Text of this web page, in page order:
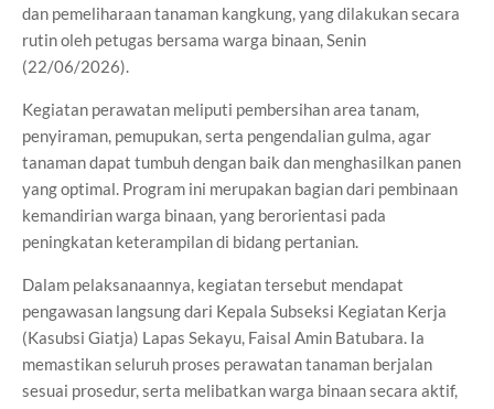
dan pemeliharaan tanaman kangkung, yang dilakukan secara
rutin oleh petugas bersama warga binaan, Senin
(22/06/2026).
Kegiatan perawatan meliputi pembersihan area tanam,
penyiraman, pemupukan, serta pengendalian gulma, agar
tanaman dapat tumbuh dengan baik dan menghasilkan panen
yang optimal. Program ini merupakan bagian dari pembinaan
kemandirian warga binaan, yang berorientasi pada
peningkatan keterampilan di bidang pertanian.
Dalam pelaksanaannya, kegiatan tersebut mendapat
pengawasan langsung dari Kepala Subseksi Kegiatan Kerja
(Kasubsi Giatja) Lapas Sekayu, Faisal Amin Batubara. Ia
memastikan seluruh proses perawatan tanaman berjalan
sesuai prosedur, serta melibatkan warga binaan secara aktif,